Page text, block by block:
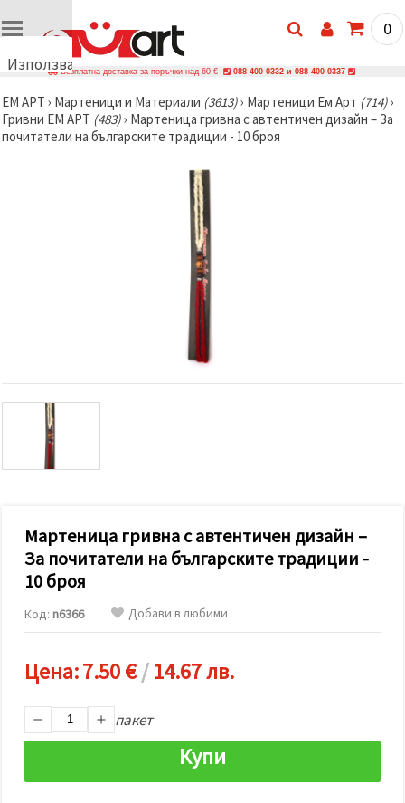
Използваме
🍪
Използваме
бисквитки
показваме
релевантно
съдържание
и реклами,
включително
с помощта
маркетинг.
Можеш да
използваме
всички
като
натиснеш
всички!"
или да
посочиш
"Настройки",
0
Безплатна доставка за поръчки над 60 € 088 400 0332 и 088 400 0337
ЕМ АРТ › Мартеници и Материали (3613)› Мартеници Ем Арт (714)›
Гривни ЕМ АРТ (483)› Мартеница гривна с автентичен дизайн – За
почитатели на българските традиции - 10 броя
Мартеница гривна с автентичен дизайн –
За почитатели на българските традиции -
10 броя
Код: n6366 Добави в любими
Цена:7.50 €/14.67 лв.
пакет
Купи